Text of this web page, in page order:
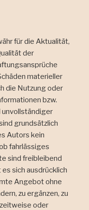
für die Aktualität,
der
materieller
die Nutzung oder
bzw.
unvollständiger
grundsätzlich
Autors kein
fahrlässiges
sind freibleibend
sich ausdrücklich
Angebot ohne
zu ergänzen, zu
oder